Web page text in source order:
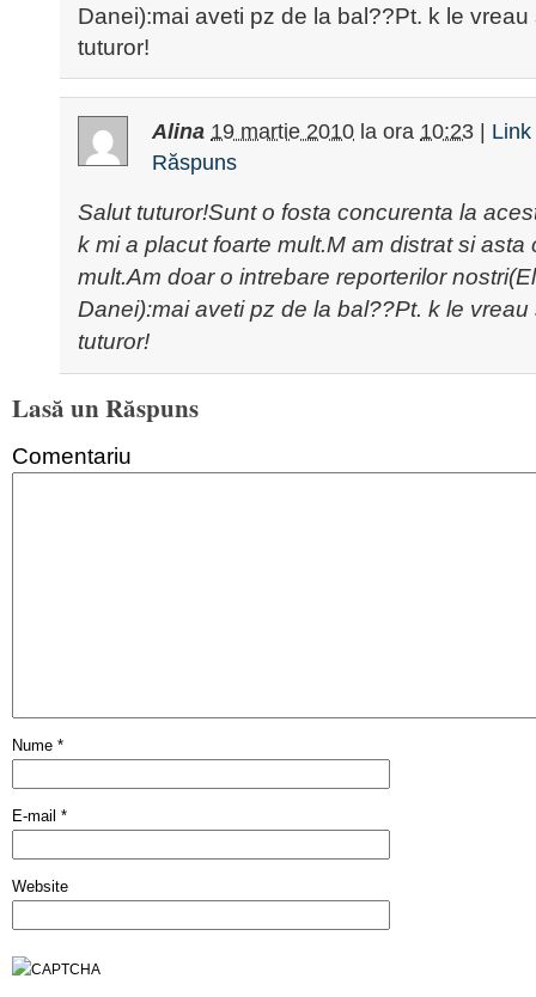
Danei):mai aveti pz de la bal??Pt. k le
tuturor!
Alina 19 martie 2010 la ora 10:23
Răspuns
Salut tuturor!Sunt o fosta concurenta la
k mi a placut foarte mult.M am distrat si asta
mult.Am doar o intrebare reporterilor
Danei):mai aveti pz de la bal??Pt. k le
tuturor!
Lasă un Răspuns
Comentariu
Nume *
E-mail *
Website